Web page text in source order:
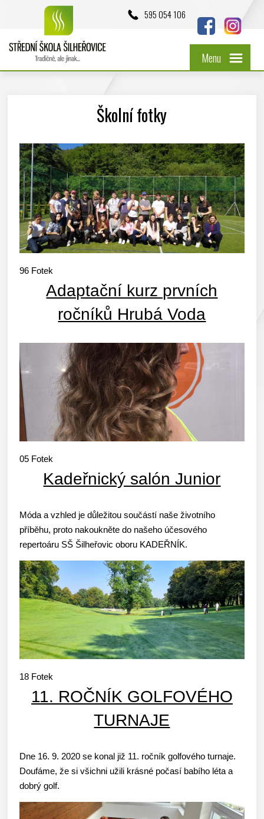
595 054 106
Menu
Školní fotky
96 Fotek
Adaptační kurz prvních
ročníků Hrubá Voda
05 Fotek
Kadeřnický salón Junior
Móda a vzhled je důležitou součástí naše životního
příběhu, proto nakoukněte do našeho účesového
repertoáru SŠ Šilheřovic oboru KADEŘNÍK.
18 Fotek
11. ROČNÍK GOLFOVÉHO
TURNAJE
Dne 16. 9. 2020 se konal již 11. ročník golfového turnaje.
Doufáme, že si všichni užili krásné počasí babího léta a
dobrý golf.